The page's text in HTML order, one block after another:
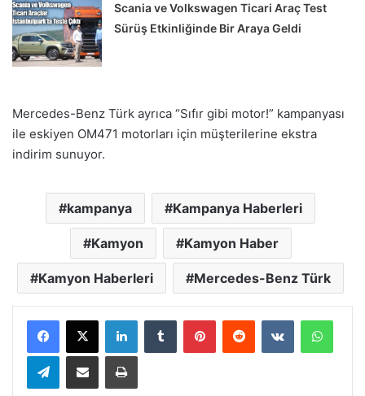
Scania ve Volkswagen Ticari Araç Test
Sürüş Etkinliğinde Bir Araya Geldi
Mercedes-Benz Türk ayrıca “Sıfır gibi motor!” kampanyası
ile eskiyen OM471 motorları için müşterilerine ekstra
indirim sunuyor.
kampanya Kampanya Haberleri
Kamyon Kamyon Haber
Kamyon Haberleri Mercedes-Benz Türk
LinkedInTumblr PinterestReddit VKontakte
TelegramE-Posta ile paylaş Yazdır